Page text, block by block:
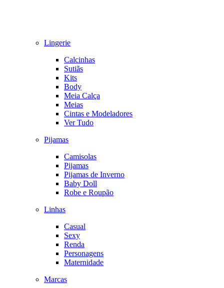
Lingerie
Calcinhas
Sutiãs
Kits
Body
Meia Calça
Meias
Cintas e Modeladores
Ver Tudo
Pijamas
Camisolas
Pijamas
Pijamas de Inverno
Baby Doll
Robe e Roupão
Linhas
Casual
Sexy
Renda
Personagens
Maternidade
Marcas